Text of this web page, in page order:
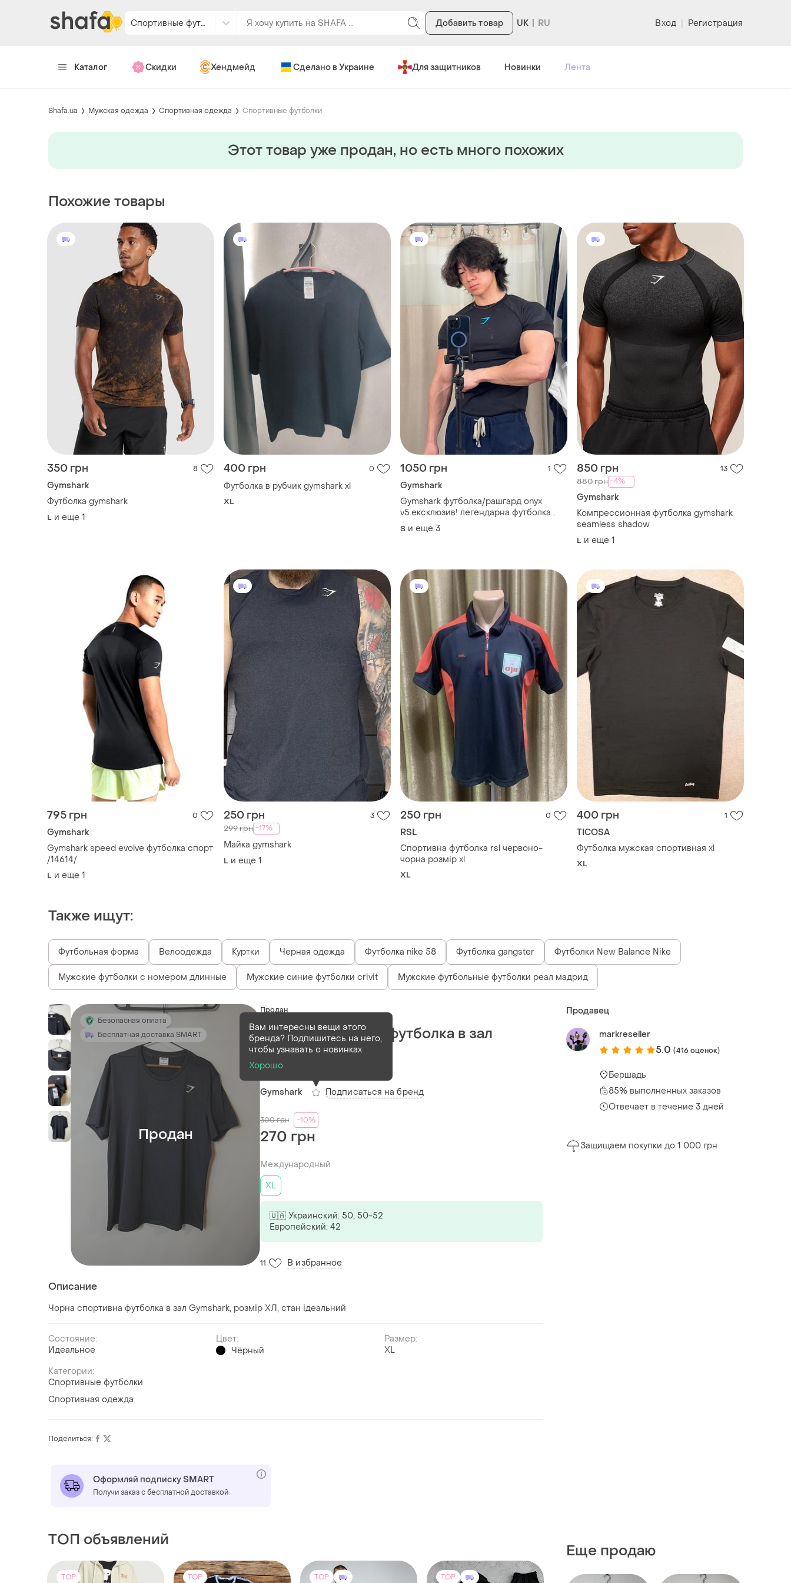
Спортивные футболки Добавить товар UK Вход | Регистрация
Каталог Скидки Хендмейд Сделано в Украине Для защитников Новинки Лента
Shafa.ua Мужская одежда Спортивная одежда Спортивные футболки
Этот товар уже продан, но есть много похожих
Похожие товары
350 грн 8
Gymshark
Футболка gymshark
L и еще 1
400 грн 0
Футболка в рубчик gymshark xl
XL
1050 грн 1
Gymshark
Gymshark футболка/рашгард onyx
v5.ексклюзив! легендарна футболка
для зала!
S и еще 3
850 грн 13
880 грн -4%
Gymshark
Компрессионная футболка gymshark
seamless shadow
L и еще 1
795 грн 0
Gymshark
Gymshark speed evolve футболка спорт
/14614/
L и еще 1
250 грн 3
299 грн -17%
Майка gymshark
L и еще 1
250 грн 0
RSL
Спортивна футболка rsl червоно-
чорна розмір xl
XL
400 грн 1
TICOSA
Футболка мужская спортивная xl
XL
Также ищут:
Футбольная форма Велоодежда Куртки Черная одежда Футболка nike 58 Футболка gangster Футболки New Balance Nike
Мужские футболки с номером длинные Мужские синие футболки crivit Мужские футбольные футболки реал мадрид
Безопасная оплата
Бесплатная доставка SMART
Продан
Продан
Чорна спортивна футболка в зал
gymshark xl
Gymshark
Вам интересны вещи этого
бренда? Подпишитесь на него,
чтобы узнавать о новинках
Хорошо
Подписаться на бренд
300грн -10%
270 грн
Международный
XL
🇺🇦 Украинский: 50, 50-52
Европейский: 42
11 В избранное
Описание
Чорна спортивна футболка в зал Gymshark, розмір ХЛ, стан ідеальний
Состояние:
Идеальное
Цвет:
Чёрный
Размер:
XL
Категории:
Спортивные футболки
Спортивная одежда
Продавец
markreseller
5.0 (416 оценок)
Бершадь
85% выполненных заказов
Отвечает в течение 3 дней
Защищаем покупки до 1 000 грн
Еще продаю
Поделиться:
Оформляй подписку SMART
Получи заказ с бесплатной доставкой
ТОП объявлений
TOP TOP TOP TOP